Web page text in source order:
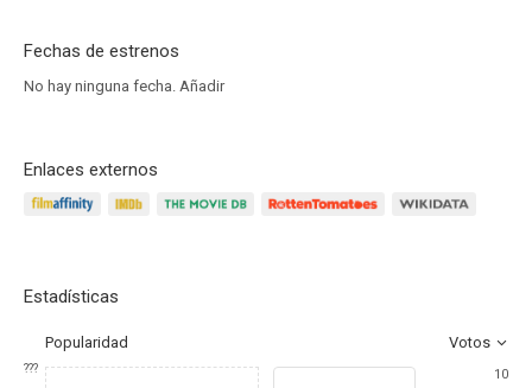
Fechas de estrenos
No hay ninguna fecha. Añadir
Enlaces externos
Estadísticas
Popularidad Votos
???
10